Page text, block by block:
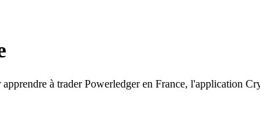
à trader Powerledger en France, l'application